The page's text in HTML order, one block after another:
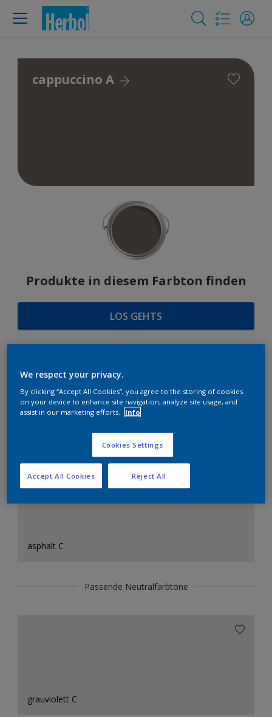
cappuccino A
Produkte in diesem Farbton finden
LOS GEHTS
FARBAUSWAHL
Das perfekte Weiß
asphalt C
Passende Neutralfarbtöne
grauviolett C
We respect your privacy.
By clicking “Accept All Cookies”, you agree to the storing of cookies
on your device to enhance site navigation, analyze site usage, and
assist in our marketing efforts.
Info
Cookies Settings
Reject All
Accept All Cookies